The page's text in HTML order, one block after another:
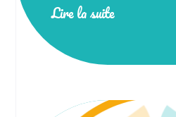
Lire la suite